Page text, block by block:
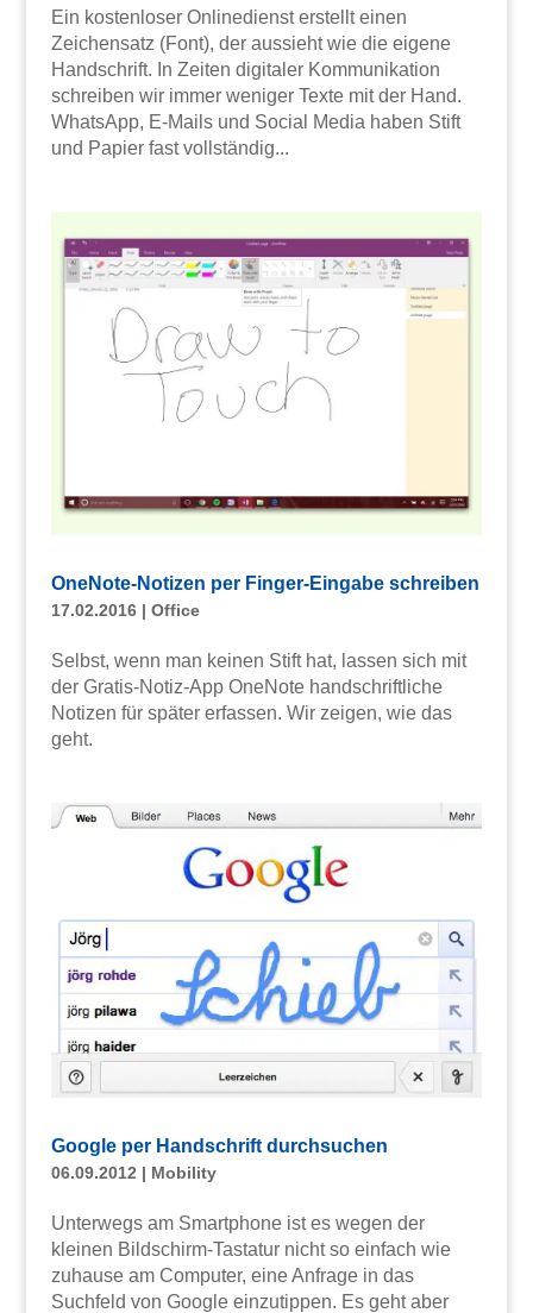
Ein kostenloser Onlinedienst erstellt einen
Zeichensatz (Font), der aussieht wie die eigene
Handschrift. In Zeiten digitaler Kommunikation
schreiben wir immer weniger Texte mit der Hand.
WhatsApp, E-Mails und Social Media haben Stift
und Papier fast vollständig...
OneNote-Notizen per Finger-Eingabe schreiben
17.02.2016| Office
Selbst, wenn man keinen Stift hat, lassen sich mit
der Gratis-Notiz-App OneNote handschriftliche
Notizen für später erfassen. Wir zeigen, wie das
geht.
Google per Handschrift durchsuchen
06.09.2012 | Mobility
Unterwegs am Smartphone ist es wegen der
kleinen Bildschirm-Tastatur nicht so einfach wie
zuhause am Computer, eine Anfrage in das
Suchfeld von Google einzutippen. Es geht aber